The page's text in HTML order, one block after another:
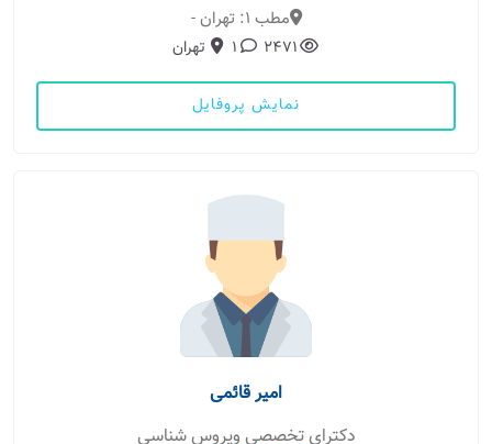
مطب 1: تهران -
2471
1 تهران
نمایش پروفایل
امیر قائمی
دکترای تخصصی ویروس شناسی